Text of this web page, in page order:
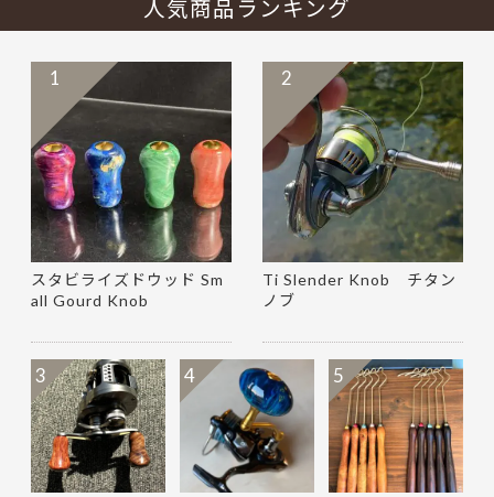
人気商品ランキング
スタビライズドウッド Sm
all Gourd Knob
1
Ti Slender Knob チタン
ノブ
2
3 4 5